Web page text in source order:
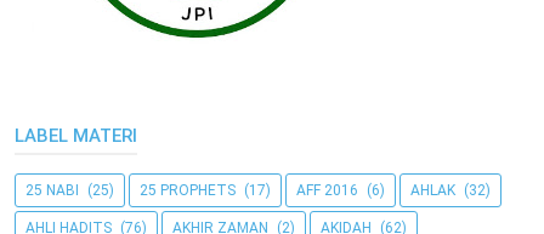
LABEL MATERI
25 NABI (25) 25 PROPHETS (17) AFF 2016 (6) AHLAK (32)
AHLI HADITS (76) AKHIR ZAMAN (2) AKIDAH (62)